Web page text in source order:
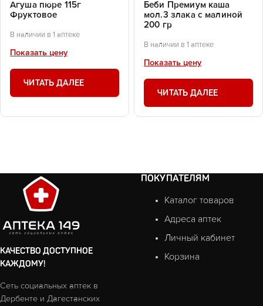
Агуша пюре 115г
Фруктовое
В наличии в 1 аптеке
Показать цену
ЧИТАТЬ ДАЛЕЕ
Беби Премиум каша
мол.3 злака с малиной
200 гр
В наличии в 1 аптеке
Показать цену
ЧИТАТЬ ДАЛЕЕ
КАЧЕСТВО ДОСТУПНОЕ
КАЖДОМУ!
Сеть социальных аптек в
Дербенте и Дагестанских
ПОКУПАТЕЛЯМ
Каталог товаров
Адреса аптек
Личный кабинет
Корзина